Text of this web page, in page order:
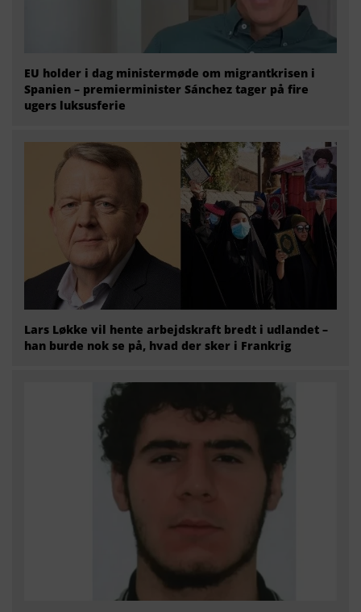
EU holder i dag ministermøde om migrantkrisen i
Spanien – premierminister Sánchez tager på fire
ugers luksusferie
Lars Løkke vil hente arbejdskraft bredt i udlandet –
han burde nok se på, hvad der sker i Frankrig